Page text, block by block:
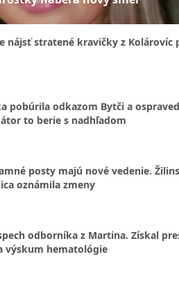
nájsť stratené kravičky z Kolárovíc
pobúrila odkazom Bytči a
to berie s nadhľadom
posty majú nové vedenie.
oznámila zmeny
odborníka z Martina. Získal
výskum hematológie